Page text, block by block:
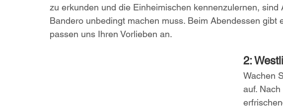
zu erkunden und die Einheimischen kennenzulernen, sind
Bandero unbedingt machen muss. Beim Abendessen gibt
passen uns Ihren Vorlieben an.
2:
Wachen
auf.